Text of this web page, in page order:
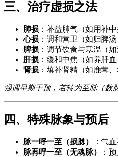
三、治疗虚损之法
肺损 ：补益肺气（如用补中
心损 ：调和营卫（如归脾汤
脾损 ：调节饮食与寒温（
肝损 ：缓和中焦（如养肝血
肾损 ：填补肾精（如鹿茸
强调早期干预，若转为至脉（数
四、特殊脉象与预后
脉一呼一至（损脉）
：气
脉再呼一至（无魂脉）
：